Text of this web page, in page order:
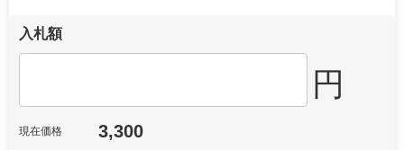
入札額
円
現在価格 3,300